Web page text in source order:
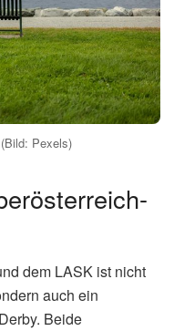
Pexels)
dem LASK ist nicht
auch ein
Beide